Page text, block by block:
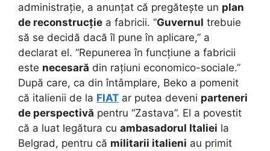
administrație, a anunțat că pregătește un plan
de reconstrucție a fabricii. “Guvernul trebuie
să se decidă dacă îl pune în aplicare,” a
declarat el. “Repunerea în funcțiune a fabricii
este necesară din rațiuni economico-sociale.”
După care, ca din întâmplare, Beko a pomenit
că italienii de la FIAT ar putea deveni parteneri
de perspectivă pentru “Zastava”. El a povestit
că a luat legătura cu ambasadorul Italiei la
Belgrad, pentru că militarii italieni au primit